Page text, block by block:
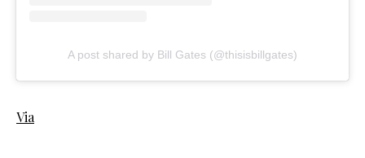
A post shared by Bill Gates (@thisisbillgates)
Via